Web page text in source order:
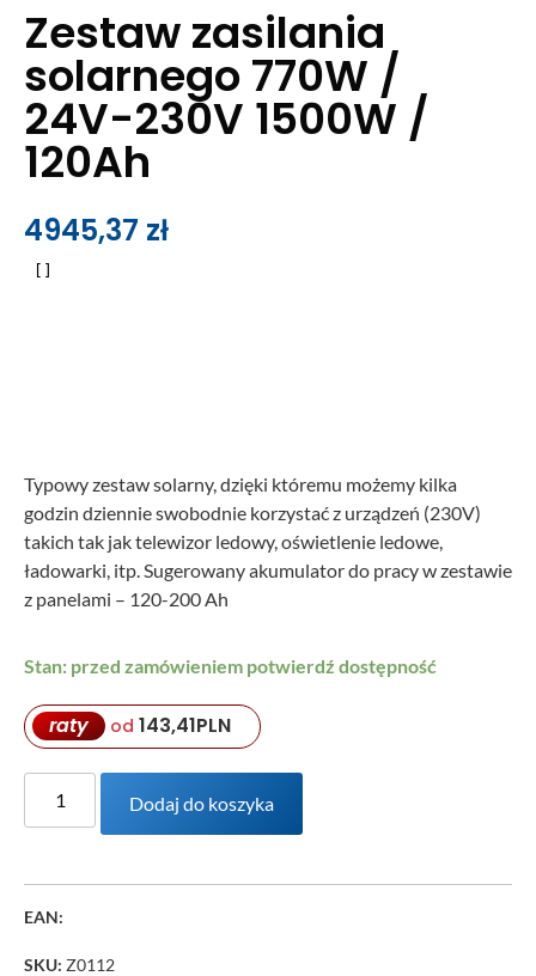
Zestaw zasilania
solarnego 770W /
24V-230V 1500W /
120Ah
4945,37 zł
Typowy zestaw solarny, dzięki któremu możemy kilka
godzin dziennie swobodnie korzystać z urządzeń (230V)
takich tak jak telewizor ledowy, oświetlenie ledowe,
ładowarki, itp. Sugerowany akumulator do pracy w zestawie
z panelami – 120-200 Ah
Stan: przed zamówieniem potwierdź dostępność
raty od 143,41PLN
Dodaj do koszyka
EAN:
SKU: Z0112